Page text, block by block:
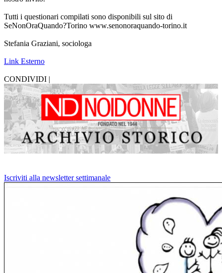
Tutti i questionari compilati sono disponibili sul sito di
SeNonOraQuando?Torino www.senonoraquando-torino.it
Stefania Graziani, sociologa
Link Esterno
CONDIVIDI |
Iscriviti alla newsletter settimanale